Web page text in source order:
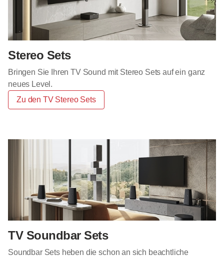
Stereo Sets
Bringen Sie Ihren TV Sound mit Stereo Sets auf ein ganz
neues Level.
Zu den TV Stereo Sets
TV Soundbar Sets
Soundbar Sets heben die schon an sich beachtliche